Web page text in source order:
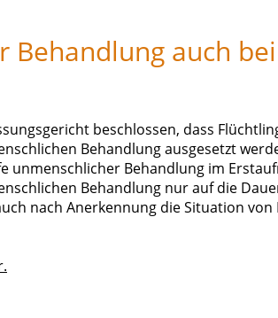
Behandlung auch bei
beschlossen, dass
Behandlung ausgesetzt
unmenschlicher Behandlung im
Behandlung nur auf die
nach Anerkennung die Situation von